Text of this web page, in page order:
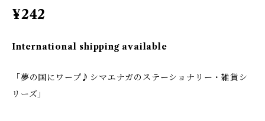
¥242
International shipping available
「夢の国にワープ♪シマエナガのステーショナリー・雑貨シ
リーズ」